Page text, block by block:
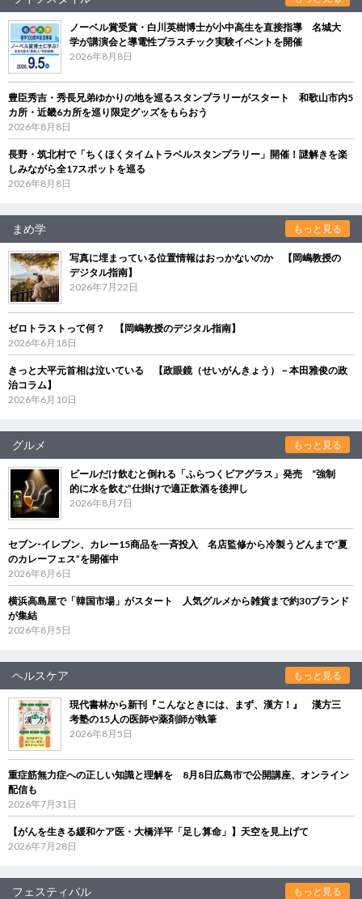
ノーベル賞受賞・白川英樹博士が小中高生を直接指導 名城大
学が講演会と導電性プラスチック実験イベントを開催
2026年8月8日
豊臣秀吉・秀長兄弟ゆかりの地を巡るスタンプラリーがスタート 和歌山市内5
カ所・近畿6カ所を巡り限定グッズをもらおう
2026年8月8日
長野・筑北村で「ちくほくタイムトラベルスタンプラリー」開催！謎解きを楽
しみながら全17スポットを巡る
2026年8月8日
まめ学 もっと見る
写真に埋まっている位置情報はおっかないのか 【岡嶋教授の
デジタル指南】
2026年7月22日
ゼロトラストって何？ 【岡嶋教授のデジタル指南】
2026年6月18日
きっと大平元首相は泣いている 【政眼鏡（せいがんきょう）－本田雅俊の政
治コラム】
2026年6月10日
グルメ もっと見る
ビールだけ飲むと倒れる「ふらつくビアグラス」発売 “強制
的に水を飲む”仕掛けで適正飲酒を後押し
2026年8月7日
セブン‐イレブン、カレー15商品を一斉投入 名店監修から冷製うどんまで“夏
のカレーフェス”を開催中
2026年8月6日
横浜高島屋で「韓国市場」がスタート 人気グルメから雑貨まで約30ブランド
が集結
2026年8月5日
ヘルスケア もっと見る
現代書林から新刊『こんなときには、まず、漢方！』 漢方三
考塾の15人の医師や薬剤師が執筆
2026年8月5日
重症筋無力症への正しい知識と理解を 8月8日広島市で公開講座、オンライン
配信も
2026年7月31日
【がんを生きる緩和ケア医・大橋洋平「足し算命」】天空を見上げて
2026年7月28日
フェスティバル もっと見る